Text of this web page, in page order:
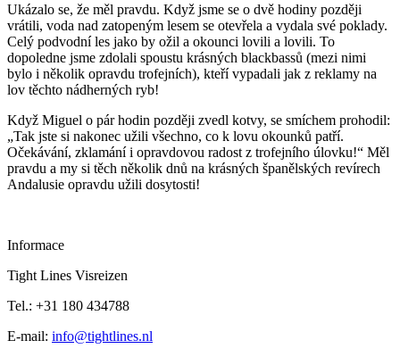
Ukázalo se, že měl pravdu. Když jsme se o dvě hodiny později
vrátili, voda nad zatopeným lesem se otevřela a vydala své poklady.
Celý podvodní les jako by ožil a okounci lovili a lovili. To
dopoledne jsme zdolali spoustu krásných blackbassů (mezi nimi
bylo i několik opravdu trofejních), kteří vypadali jak z reklamy na
lov těchto nádherných ryb!
Když Miguel o pár hodin později zvedl kotvy, se smíchem prohodil:
„Tak jste si nakonec užili všechno, co k lovu okounků patří.
Očekávání, zklamání i opravdovou radost z trofejního úlovku!“ Měl
pravdu a my si těch několik dnů na krásných španělských revírech
Andalusie opravdu užili dosytosti!
Informace
Tight Lines Visreizen
Tel.: +31 180 434788
E-mail: info@tightlines.nl